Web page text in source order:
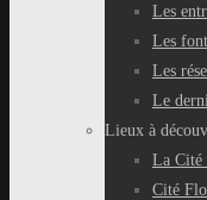
Les
Les
Les
Le
Lieux à
La Cité
Cité